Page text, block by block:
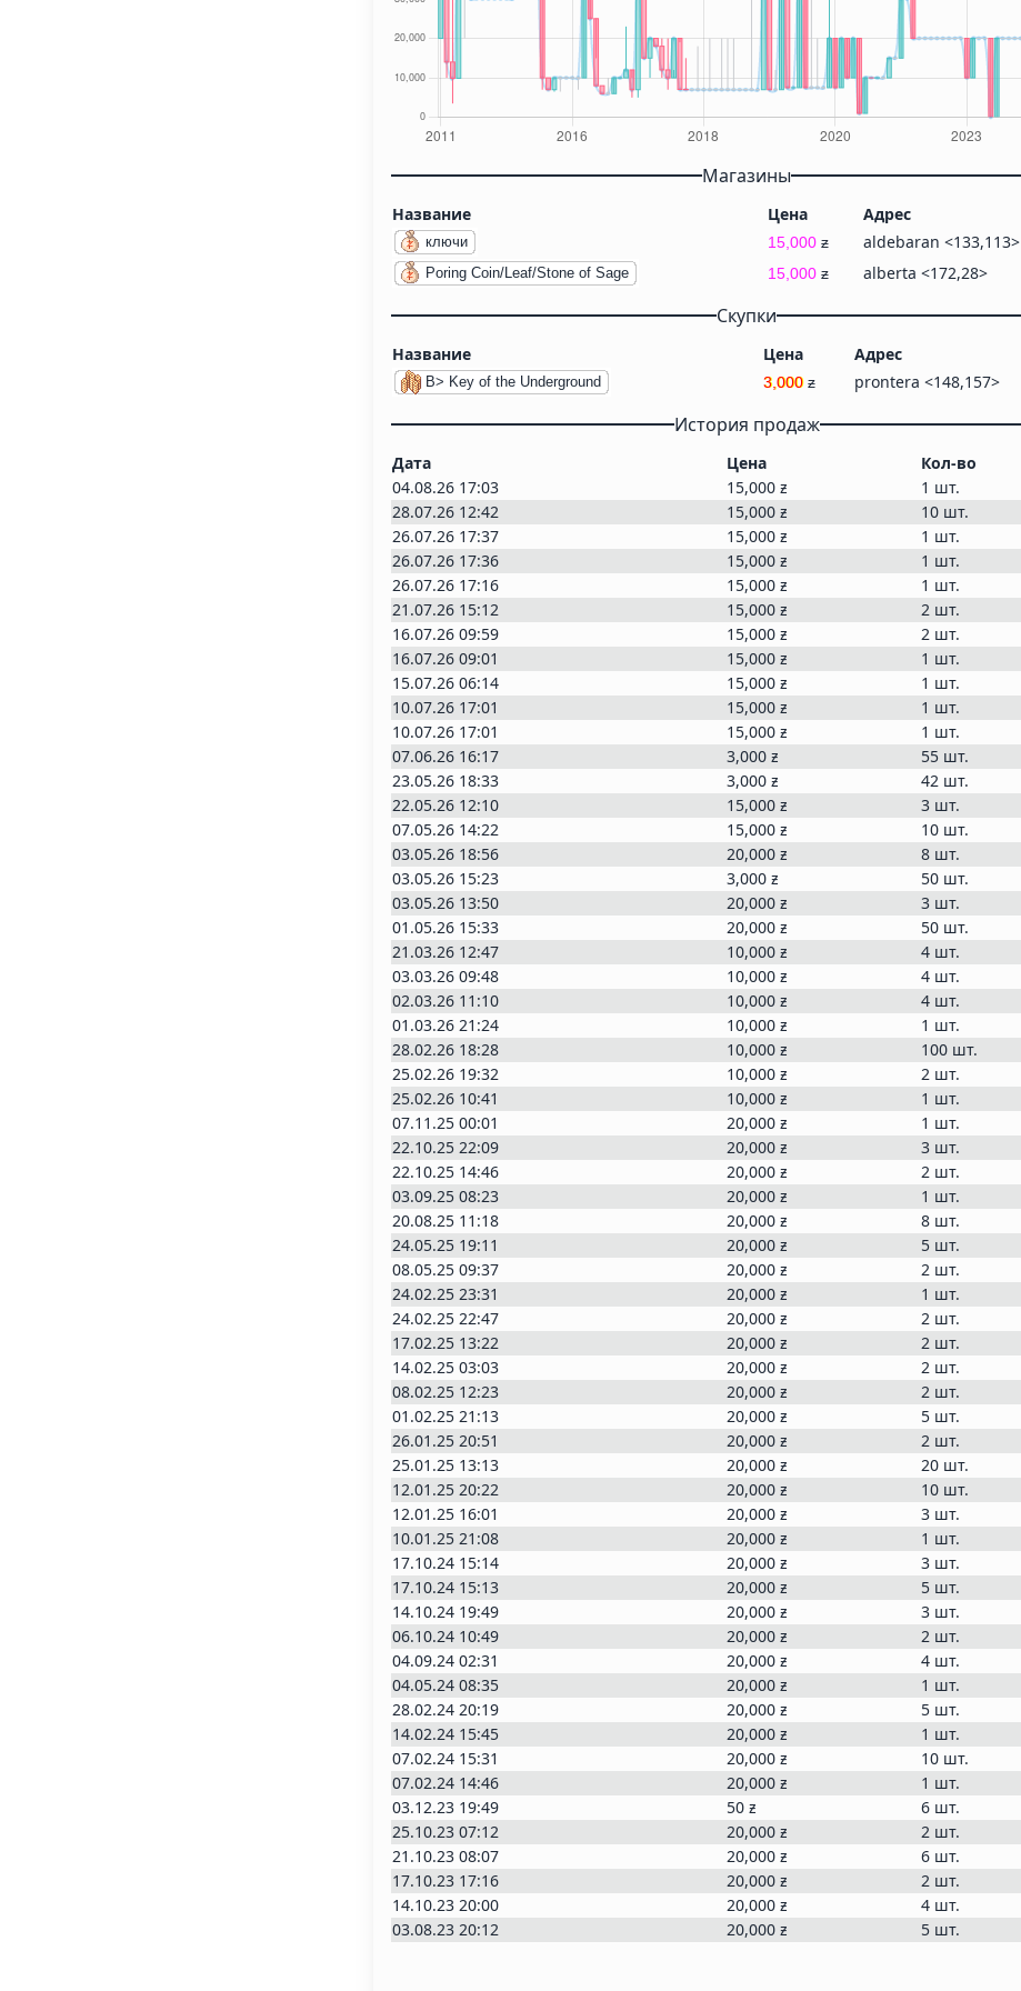
Магазины
Название Цена Адрес
ключи 15,000 ƶ aldebaran <133,113>
Poring Coin/Leaf/Stone of Sage 15,000 ƶ alberta <172,28>
Скупки
Название Цена Адрес
B> Key of the Underground 3,000ƶ prontera <148,157>
История продаж
Дата Цена
Кол-во
04.08.26 17:03
15,000 ƶ
1 шт.
28.07.26 12:42
15,000 ƶ
10 шт.
26.07.26 17:37
15,000 ƶ
1 шт.
26.07.26 17:36
15,000 ƶ
1 шт.
26.07.26 17:16
15,000 ƶ
1 шт.
21.07.26 15:12
15,000 ƶ
2 шт.
16.07.26 09:59
15,000 ƶ
2 шт.
16.07.26 09:01
15,000 ƶ
1 шт.
15.07.26 06:14
15,000 ƶ
1 шт.
10.07.26 17:01
15,000 ƶ
1 шт.
10.07.26 17:01
15,000 ƶ
1 шт.
07.06.26 16:17
3,000 ƶ
55 шт.
23.05.26 18:33
3,000 ƶ
42 шт.
22.05.26 12:10
15,000 ƶ
3 шт.
07.05.26 14:22
15,000 ƶ
10 шт.
03.05.26 18:56
20,000 ƶ
8 шт.
03.05.26 15:23
3,000 ƶ
50 шт.
03.05.26 13:50
20,000 ƶ
3 шт.
01.05.26 15:33
20,000 ƶ
50 шт.
21.03.26 12:47
10,000 ƶ
4 шт.
03.03.26 09:48
10,000 ƶ
4 шт.
02.03.26 11:10
10,000 ƶ
4 шт.
01.03.26 21:24
10,000 ƶ
1 шт.
28.02.26 18:28
10,000 ƶ
100 шт.
25.02.26 19:32
10,000 ƶ
2 шт.
25.02.26 10:41
10,000 ƶ
1 шт.
07.11.25 00:01
20,000 ƶ
1 шт.
22.10.25 22:09
20,000 ƶ
3 шт.
22.10.25 14:46
20,000 ƶ
2 шт.
03.09.25 08:23
20,000 ƶ
1 шт.
20.08.25 11:18
20,000 ƶ
8 шт.
24.05.25 19:11
20,000 ƶ
5 шт.
08.05.25 09:37
20,000 ƶ
2 шт.
24.02.25 23:31
20,000 ƶ
1 шт.
24.02.25 22:47
20,000 ƶ
2 шт.
17.02.25 13:22
20,000 ƶ
2 шт.
14.02.25 03:03
20,000 ƶ
2 шт.
08.02.25 12:23
20,000 ƶ
2 шт.
01.02.25 21:13
20,000 ƶ
5 шт.
26.01.25 20:51
20,000 ƶ
2 шт.
25.01.25 13:13
20,000 ƶ
20 шт.
12.01.25 20:22
20,000 ƶ
10 шт.
12.01.25 16:01
20,000 ƶ
3 шт.
10.01.25 21:08
20,000 ƶ
1 шт.
17.10.24 15:14
20,000 ƶ
3 шт.
17.10.24 15:13
20,000 ƶ
5 шт.
14.10.24 19:49
20,000 ƶ
3 шт.
06.10.24 10:49
20,000 ƶ
2 шт.
04.09.24 02:31
20,000 ƶ
4 шт.
04.05.24 08:35
20,000 ƶ
1 шт.
28.02.24 20:19
20,000 ƶ
5 шт.
14.02.24 15:45
20,000 ƶ
1 шт.
07.02.24 15:31
20,000 ƶ
10 шт.
07.02.24 14:46
20,000 ƶ
1 шт.
03.12.23 19:49
50 ƶ
6 шт.
25.10.23 07:12
20,000 ƶ
2 шт.
21.10.23 08:07
20,000 ƶ
6 шт.
17.10.23 17:16
20,000 ƶ
2 шт.
14.10.23 20:00
20,000 ƶ
4 шт.
03.08.23 20:12
20,000 ƶ 5 шт.